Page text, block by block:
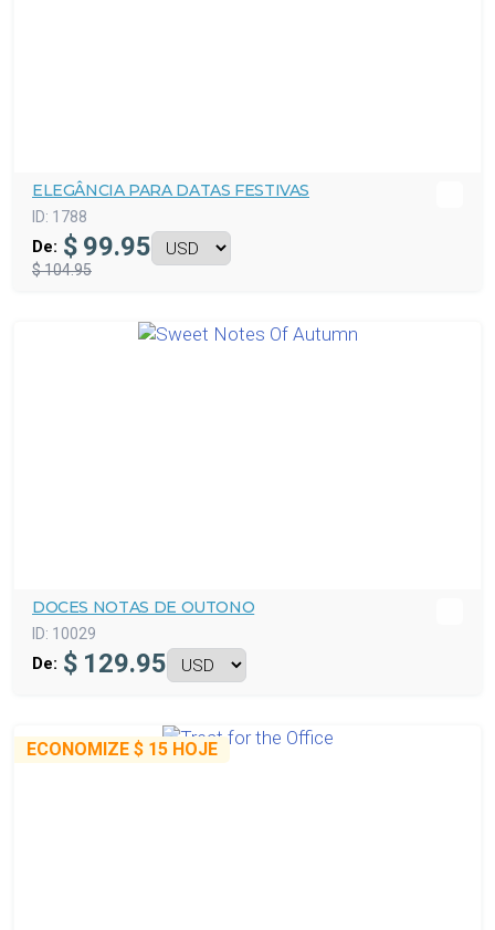
ELEGÂNCIA PARA DATAS FESTIVAS
ID: 1788
De: $ 99.95
$ 104.95
DOCES NOTAS DE OUTONO
ID: 10029
De: $ 129.95
ECONOMIZE $ 15 HOJE